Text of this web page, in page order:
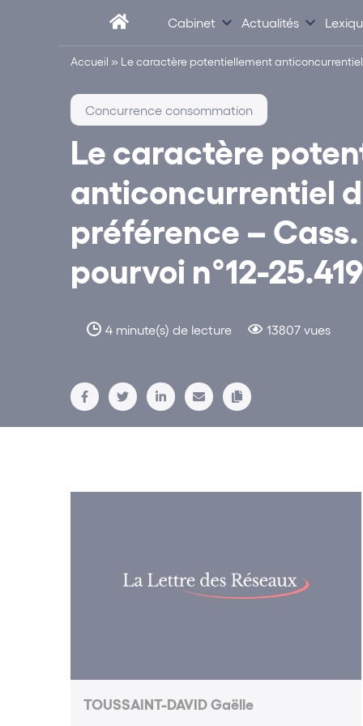
Cabinet Actualités
Accueil » Le caractère potentiellement anticoncurrentiel
Le caractère
anticoncurrentiel
préférence –
pourvoi n°12-25.419
4 minute(s) de lecture 13807 vues
Concurrence consommation
TOUSSAINT-DAVID Gaëlle